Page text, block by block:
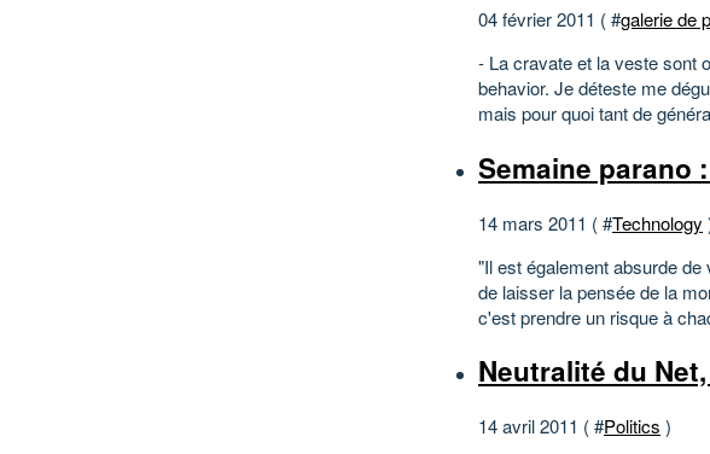
04 février 2011 ( #galerie de
- La cravate et la veste sont
behavior. Je déteste me
mais pour quoi tant de
Semaine parano
14 mars 2011 ( #Technology
"Il est également absurde
de laisser la pensée de la
c'est prendre un risque à
Neutralité du
14 avril 2011 ( #Politics )